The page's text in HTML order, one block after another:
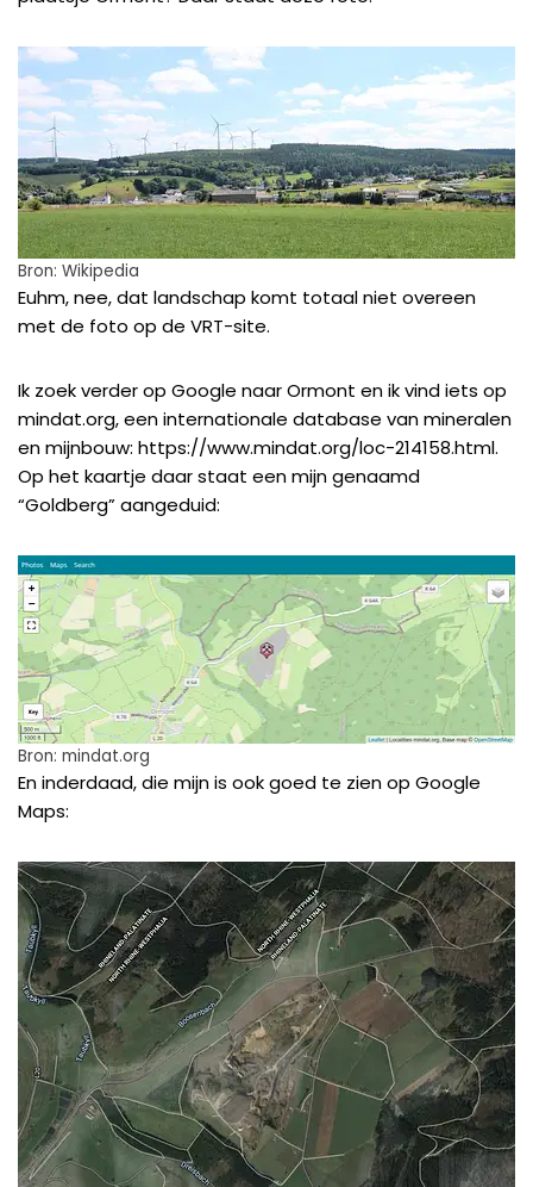
Bron: Wikipedia
Euhm, nee, dat landschap komt totaal niet overeen
met de foto op de VRT-site.
Ik zoek verder op Google naar Ormont en ik vind iets op
mindat.org, een internationale database van mineralen
en mijnbouw: https://www.mindat.org/loc-214158.html.
Op het kaartje daar staat een mijn genaamd
“Goldberg” aangeduid:
Bron: mindat.org
En inderdaad, die mijn is ook goed te zien op Google
Maps: